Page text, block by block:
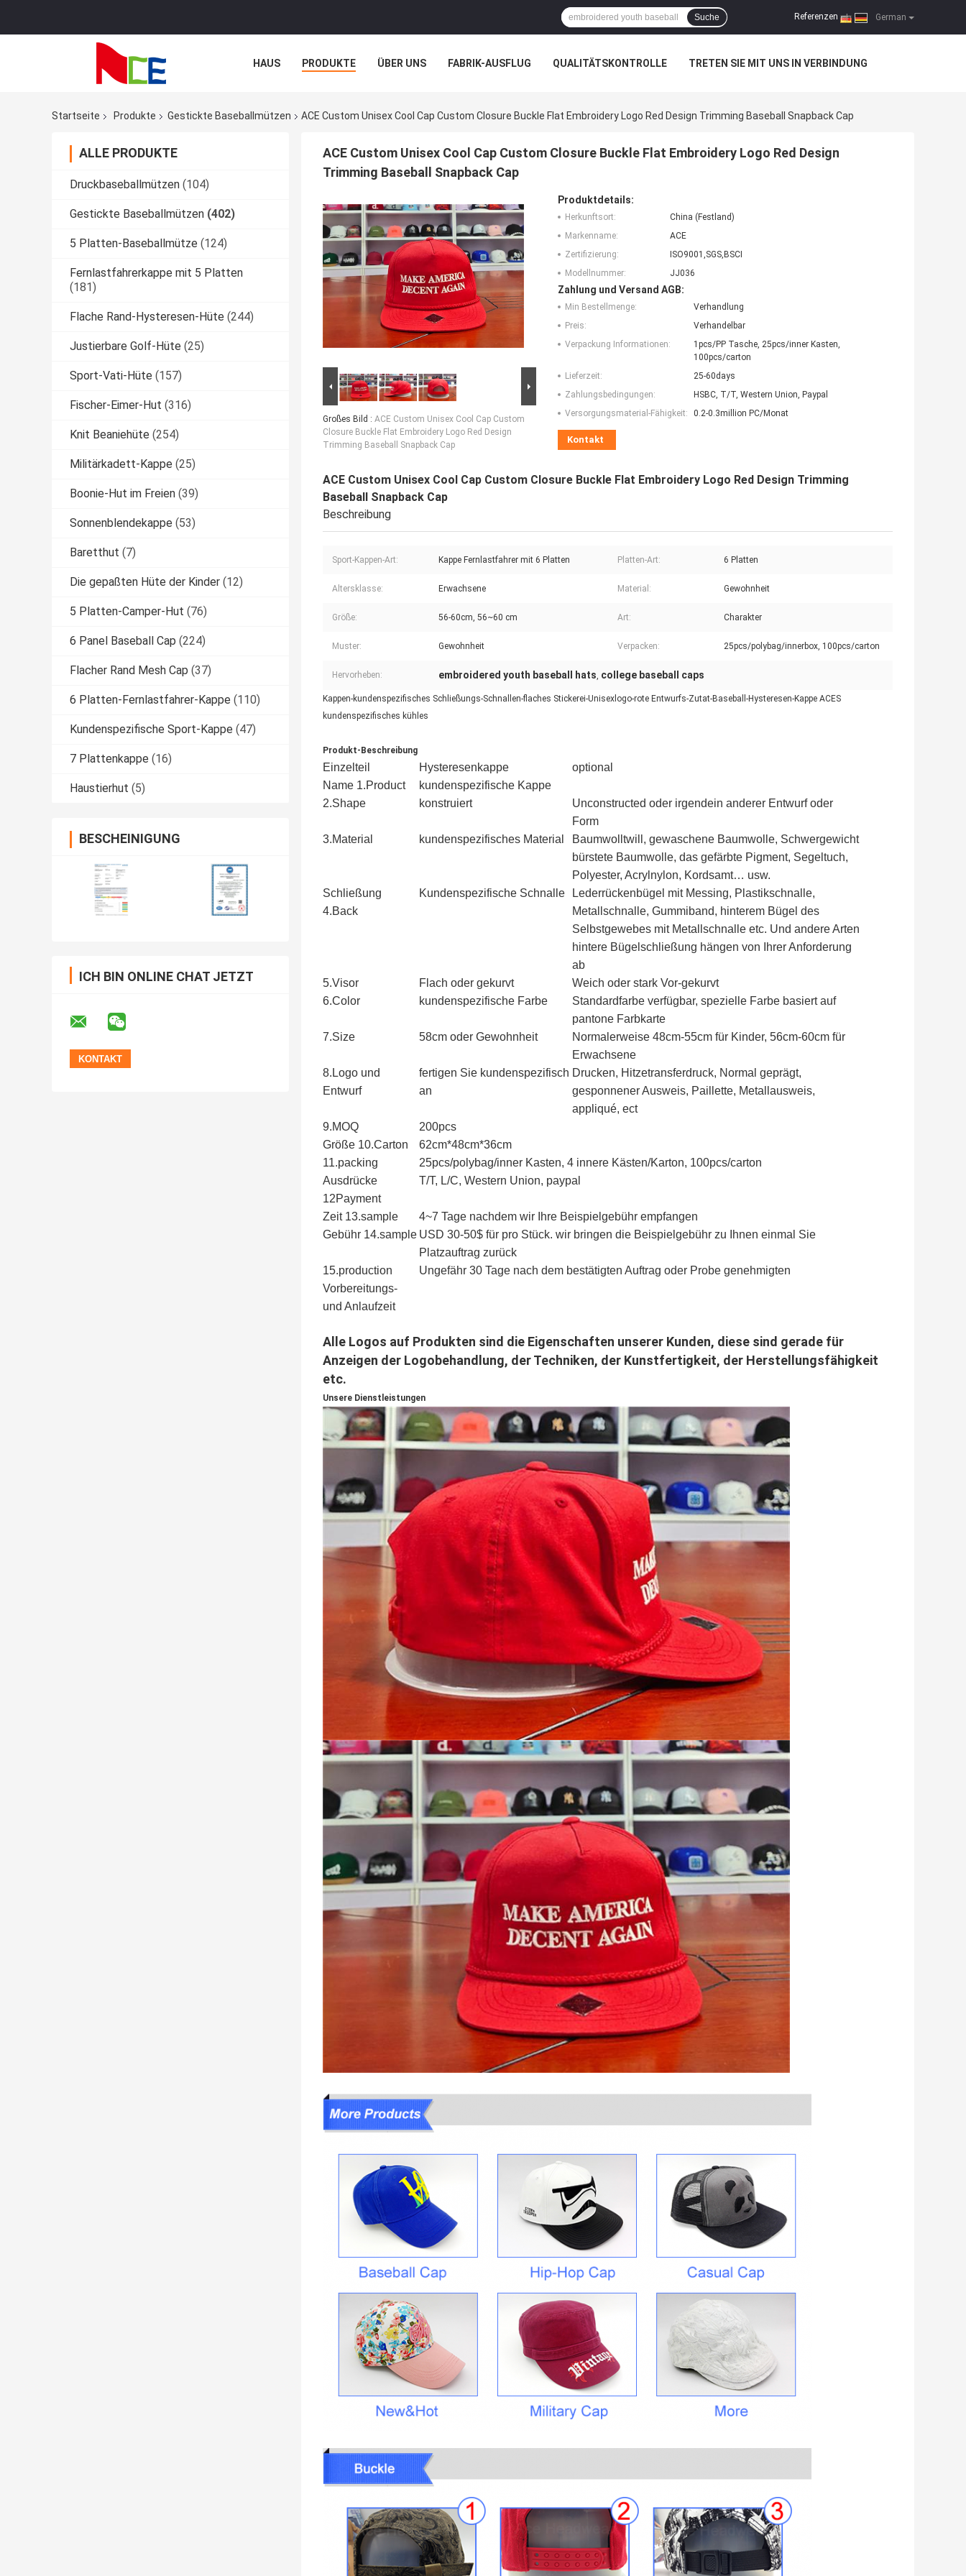
German
Referenzen |
Suche
HAUS PRODUKTE ÜBER UNS FABRIK-AUSFLUG QUALITÄTSKONTROLLE TRETEN SIE MIT UNS IN VERBINDUNG
Startseite
Produkte Gestickte Baseballmützen ACE Custom Unisex Cool Cap Custom Closure Buckle Flat Embroidery Logo Red Design Trimming Baseball Snapback Cap
ALLE PRODUKTE
Druckbaseballmützen (104)
Gestickte Baseballmützen (402)
5 Platten-Baseballmütze (124)
Fernlastfahrerkappe mit 5 Platten
(181)
Flache Rand-Hysteresen-Hüte (244)
Justierbare Golf-Hüte (25)
Sport-Vati-Hüte (157)
Fischer-Eimer-Hut (316)
Knit Beaniehüte (254)
Militärkadett-Kappe (25)
Boonie-Hut im Freien (39)
Sonnenblendekappe (53)
Baretthut (7)
Die gepaßten Hüte der Kinder (12)
5 Platten-Camper-Hut (76)
6 Panel Baseball Cap (224)
Flacher Rand Mesh Cap (37)
6 Platten-Fernlastfahrer-Kappe (110)
Kundenspezifische Sport-Kappe (47)
7 Plattenkappe (16)
Haustierhut (5)
BESCHEINIGUNG
ICH BIN ONLINE CHAT JETZT
ACE Custom Unisex Cool Cap Custom Closure Buckle Flat Embroidery Logo Red Design
Trimming Baseball Snapback Cap
Großes Bild : ACE Custom Unisex Cool Cap Custom
Closure Buckle Flat Embroidery Logo Red Design
Trimming Baseball Snapback Cap
Produktdetails:
Herkunftsort:
China (Festland)
Markenname:
ACE
Zertifizierung:
ISO9001,SGS,BSCI
Modellnummer:
JJ036
Zahlung und Versand AGB:
Min Bestellmenge:
Verhandlung
Preis:
Verhandelbar
Verpackung Informationen:
1pcs/PP Tasche, 25pcs/inner Kasten,
100pcs/carton
Lieferzeit:
25-60days
Zahlungsbedingungen:
HSBC, T/T, Western Union, Paypal
Versorgungsmaterial-Fähigkeit:
0.2-0.3million PC/Monat
Kontakt
ACE Custom Unisex Cool Cap Custom Closure Buckle Flat Embroidery Logo Red Design Trimming
Baseball Snapback Cap
Beschreibung
Sport-Kappen-Art: Kappe Fernlastfahrer mit 6 Platten Platten-Art: 6 Platten
Altersklasse: Erwachsene Material: Gewohnheit
Größe: 56-60cm, 56~60 cm Art: Charakter
Muster: Gewohnheit Verpacken: 25pcs/polybag/innerbox, 100pcs/carton
Hervorheben: embroidered youth baseball hats, college baseball caps
Kappen-kundenspezifisches Schließungs-Schnallen-flaches Stickerei-Unisexlogo-rote Entwurfs-Zutat-Baseball-Hysteresen-Kappe ACES
kundenspezifisches kühles
Produkt-Beschreibung
Einzelteil Hysteresenkappe
optional
Name 1.Product
kundenspezifische Kappe
2.Shape
konstruiert
Unconstructed oder irgendein anderer Entwurf oder
Form
3.Material
kundenspezifisches Material
Baumwolltwill, gewaschene Baumwolle, Schwergewicht
bürstete Baumwolle, das gefärbte Pigment, Segeltuch,
Polyester, Acrylnylon, Kordsamt… usw.
Schließung
4.Back
Kundenspezifische Schnalle
Lederrückenbügel mit Messing, Plastikschnalle,
Metallschnalle, Gummiband, hinterem Bügel des
Selbstgewebes mit Metallschnalle etc. Und andere Arten
hintere Bügelschließung hängen von Ihrer Anforderung
ab
5.Visor
Flach oder gekurvt
Weich oder stark Vor-gekurvt
6.Color
kundenspezifische Farbe
Standardfarbe verfügbar, spezielle Farbe basiert auf
pantone Farbkarte
7.Size
58cm oder Gewohnheit
Normalerweise 48cm-55cm für Kinder, 56cm-60cm für
Erwachsene
8.Logo und
Entwurf
fertigen Sie kundenspezifisch
an
Drucken, Hitzetransferdruck, Normal geprägt,
gesponnener Ausweis, Paillette, Metallausweis,
appliqué, ect
9.MOQ
200pcs
Größe 10.Carton
62cm*48cm*36cm
11.packing
25pcs/polybag/inner Kasten, 4 innere Kästen/Karton, 100pcs/carton
Ausdrücke
12Payment
T/T, L/C, Western Union, paypal
Zeit 13.sample
4~7 Tage nachdem wir Ihre Beispielgebühr empfangen
Gebühr 14.sample USD 30-50$ für pro Stück. wir bringen die Beispielgebühr zu Ihnen einmal Sie
Platzauftrag zurück
15.production
Vorbereitungs-
und Anlaufzeit
Ungefähr 30 Tage nach dem bestätigten Auftrag oder Probe genehmigten
Alle Logos auf Produkten sind die Eigenschaften unserer Kunden, diese sind gerade für
Anzeigen der Logobehandlung, der Techniken, der Kunstfertigkeit, der Herstellungsfähigkeit
etc.
Unsere Dienstleistungen